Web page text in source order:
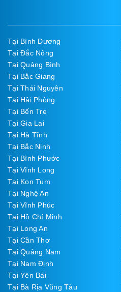
Tại Bình Dương
Tại Đắc Nông
Tại Quảng Bình
Tại Bắc Giang
Tại Thái Nguyên
Tại Hải Phòng
Tại Bến Tre
Tại Gia Lai
Tại Hà Tĩnh
Tại Bắc Ninh
Tại Bình Phước
Tại Vĩnh Long
Tại Kon Tum
Tại Nghệ An
Tại Vĩnh Phúc
Tại Hồ Chí Minh
Tại Long An
Tại Cần Thơ
Tại Quảng Nam
Tại Nam Định
Tại Yên Bái
Tại Bà Rịa Vũng Tàu